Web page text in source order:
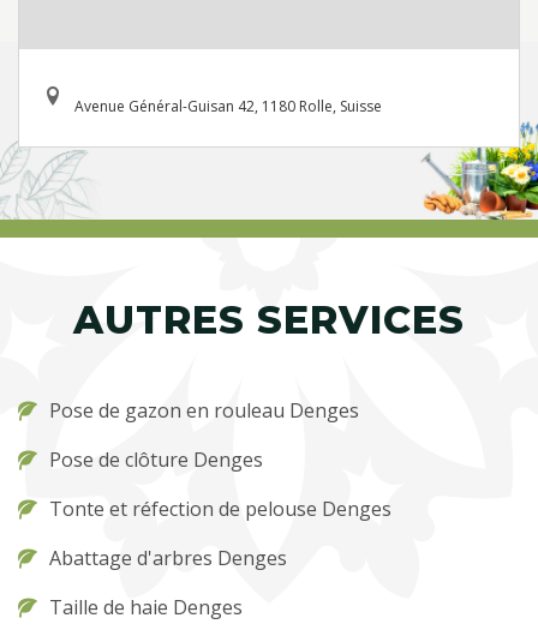
Avenue Général-Guisan 42, 1180 Rolle, Suisse
AUTRES SERVICES
Pose de gazon en rouleau Denges
Pose de clôture Denges
Tonte et réfection de pelouse Denges
Abattage d'arbres Denges
Taille de haie Denges